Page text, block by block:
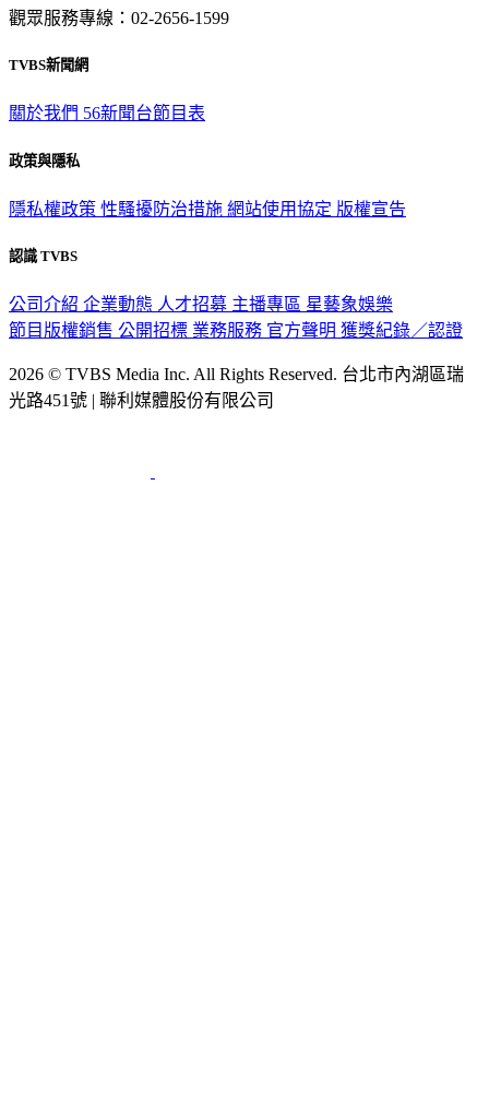
觀眾服務專線：02-2656-1599
TVBS新聞網
關於我們 56新聞台節目表
政策與隱私
隱私權政策 性騷擾防治措施 網站使用協定 版權宣告
認識 TVBS
公司介紹 企業動態 人才招募 主播專區 星藝象娛樂
節目版權銷售 公開招標 業務服務 官方聲明 獲獎紀錄／認證
2026 © TVBS Media Inc. All Rights Reserved. 台北市內湖區瑞
光路451號 | 聯利媒體股份有限公司